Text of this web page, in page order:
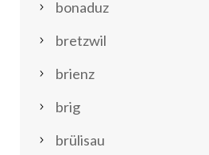
bonaduz
bretzwil
brienz
brig
brülisau